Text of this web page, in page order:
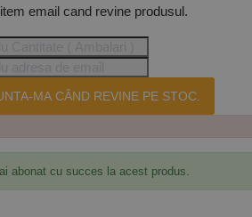
email cand revine produsul.
MA CÂND REVINE PE STOC.
abonat cu succes la acest produs.